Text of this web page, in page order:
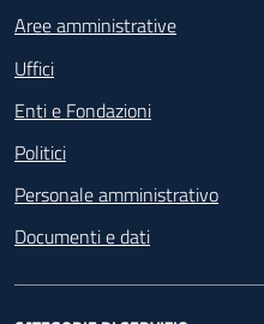
Aree amministrative
Uffici
Enti e Fondazioni
Politici
Personale amministrativo
Documenti e dati